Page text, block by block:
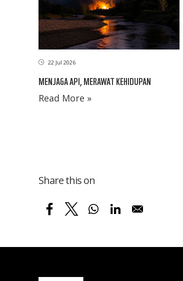
22 Jul 2026
MENJAGA API, MERAWAT KEHIDUPAN
Read More »
Share this on